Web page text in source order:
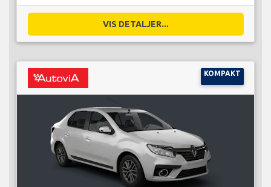
VIS DETALJER...
KOMPAKT